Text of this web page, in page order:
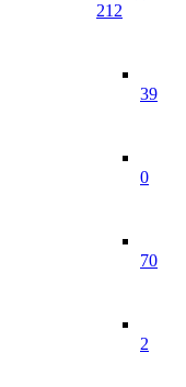
212
39
0
70
2